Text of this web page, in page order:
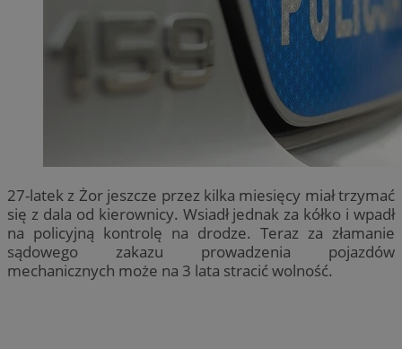
27-latek z Żor jeszcze przez kilka miesięcy miał trzymać
się z dala od kierownicy. Wsiadł jednak za kółko i wpadł
na policyjną kontrolę na drodze. Teraz za złamanie
sądowego zakazu prowadzenia pojazdów
mechanicznych może na 3 lata stracić wolność.